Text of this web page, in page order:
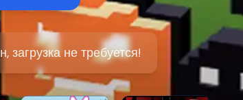
загрузка не требуется!